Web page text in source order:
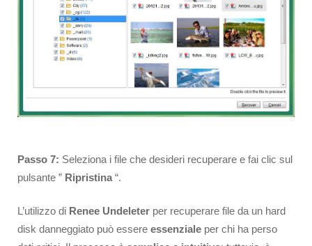
Passo 7: Seleziona i file che desideri recuperare e fai clic sul
pulsante ” Ripristina “.
L’utilizzo di Renee Undeleter per recuperare file da un hard
disk danneggiato può essere essenziale per chi ha perso